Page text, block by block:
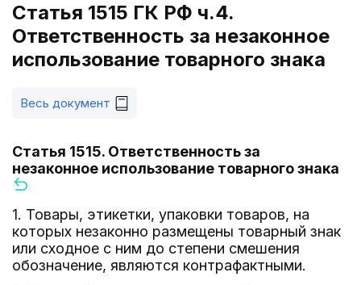
Статья 1515 ГК РФ ч.4.
Ответственность за незаконное
использование товарного знака
Весь документ
Статья 1515. Ответственность за
незаконное использование товарного знака
1. Товары, этикетки, упаковки товаров, на
которых незаконно размещены товарный знак
или сходное с ним до степени смешения
обозначение, являются контрафактными.